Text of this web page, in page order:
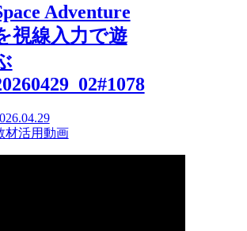
Adventure
視線入力で遊
材活用動画